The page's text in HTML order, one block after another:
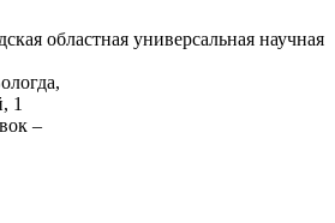
областная универсальная научная
1
–